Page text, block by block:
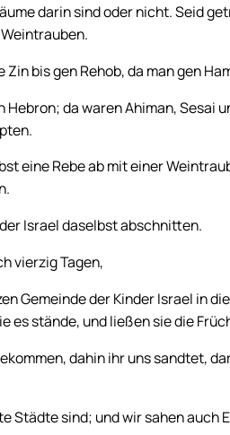
darin sind oder nicht. Seid
bis gen Rehob, da man gen
da waren Ahiman, Sesai
eine Rebe ab mit einer
Israel daselbst abschnitten.
vierzig Tagen,
Gemeinde der Kinder Israel in
es stände, und ließen sie die
dahin ihr uns sandtet,
Städte sind; und wir sahen auch